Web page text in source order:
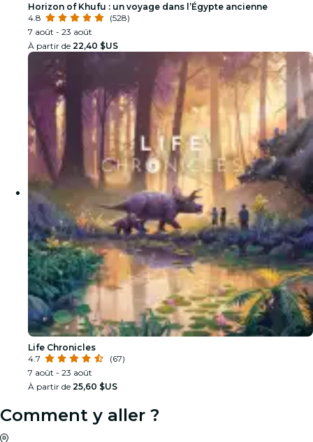
Horizon of Khufu : un voyage dans l’Égypte ancienne
4.8
(528)
7 août - 23 août
À partir de 22,40 $US
Life Chronicles
4.7
(67)
7 août - 23 août
À partir de 25,60 $US
Comment y aller ?